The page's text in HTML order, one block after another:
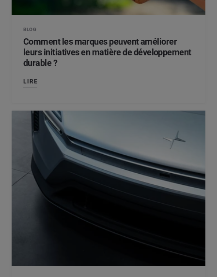
BLOG
Comment les marques peuvent améliorer
leurs initiatives en matière de développement
durable ?
LIRE